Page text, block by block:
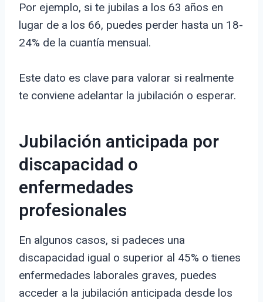
Por ejemplo, si te jubilas a los 63 años en
lugar de a los 66, puedes perder hasta un 18-
24% de la cuantía mensual.
Este dato es clave para valorar si realmente
te conviene adelantar la jubilación o esperar.
Jubilación anticipada por
discapacidad o
enfermedades
profesionales
En algunos casos, si padeces una
discapacidad igual o superior al 45% o tienes
enfermedades laborales graves, puedes
acceder a la jubilación anticipada desde los